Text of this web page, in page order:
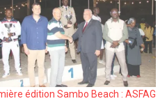
édition Sambo Beach : ASFAG